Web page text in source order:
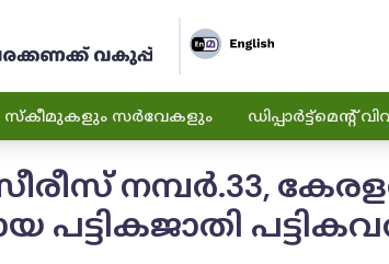
സ്കീമുകളും സർവേകളും ഡിപ്പാർട്ട്മെന്റ്
നമ്പർ.33,